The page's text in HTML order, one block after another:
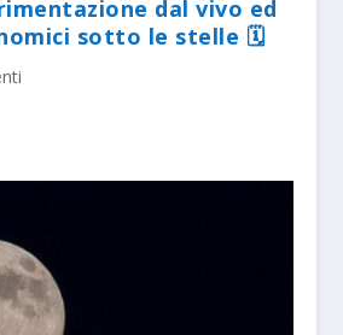
dal vivo ed
sotto le stelle 🗓